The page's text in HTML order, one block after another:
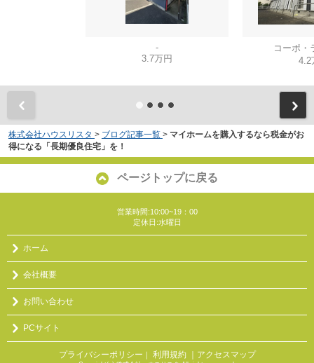
-
3.7万円
コーポ
4.2
株式会社ハウスリスタ > ブログ記事一覧 > マイホームを購入するなら税金がお
得になる「長期優良住宅」を！
ページトップに戻る
営業時間:10:00~19：00
定休日:水曜日
ホーム
会社概要
お問い合わせ
PCサイト
プライバシーポリシー ｜ 利用規約 ｜アクセスマップ